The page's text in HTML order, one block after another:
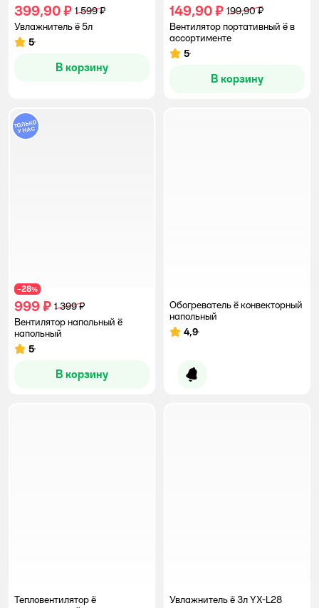
399,90 ₽ 1 599 ₽
Увлажнитель ё 5л
Рейтинг:
5
В корзину
149,90 ₽ 199,90 ₽
Вентилятор портативный ё в
ассортименте
Рейтинг:
5
В корзину
−28%
999 ₽ 1 399 ₽
Вентилятор напольный ё
напольный
Рейтинг:
5
В корзину
Обогреватель ё конвекторный
напольный
Рейтинг:
4,9
Уведомить о появлении
Тепловентилятор ё
Увлажнитель ё 3л YX-L28